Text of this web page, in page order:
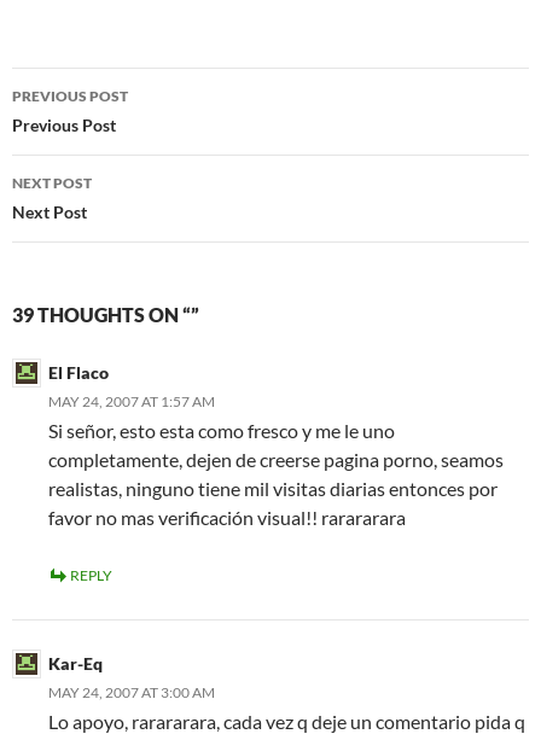
Post
navigation
PREVIOUS POST
Previous Post
NEXT POST
Next Post
39 THOUGHTS ON “”
El Flaco
MAY 24, 2007 AT 1:57 AM
Si señor, esto esta como fresco y me le uno
completamente, dejen de creerse pagina porno, seamos
realistas, ninguno tiene mil visitas diarias entonces por
favor no mas verificación visual!! rarararara
REPLY
Kar-Eq
MAY 24, 2007 AT 3:00 AM
Lo apoyo, rarararara, cada vez q deje un comentario pida q